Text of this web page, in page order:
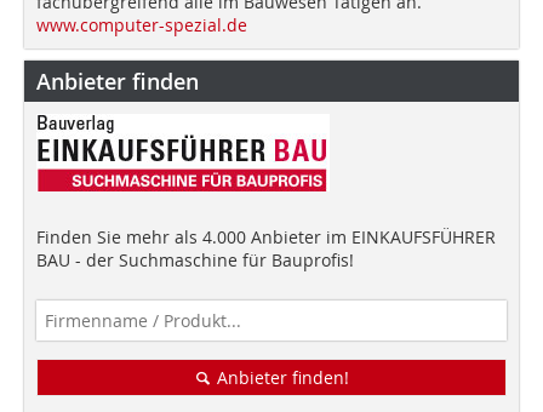
www.computer-spezial.de
Anbieter finden
Finden Sie mehr als 4.000 Anbieter im EINKAUFSFÜHRER
BAU - der Suchmaschine für Bauprofis!
Anbieter finden!